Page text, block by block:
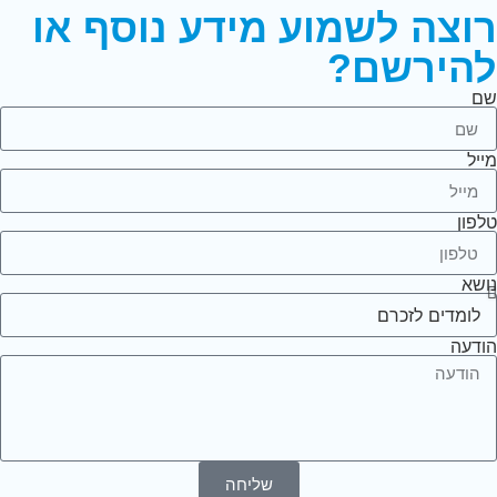
רוצה לשמוע מידע נוסף או
להירשם?
שם
מייל
טלפון
נושא
הודעה
שליחה